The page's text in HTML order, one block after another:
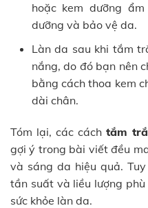
hoặc kem dưỡng
dưỡng và bảo vệ da.
Làn da sau khi tắm
nắng, do đó bạn nên
bằng cách thoa kem
dài chân.
Tóm lại, các cách tắm
gợi ý trong bài viết đều
và sáng da hiệu quả.
tần suất và liều lượng
sức khỏe làn da.